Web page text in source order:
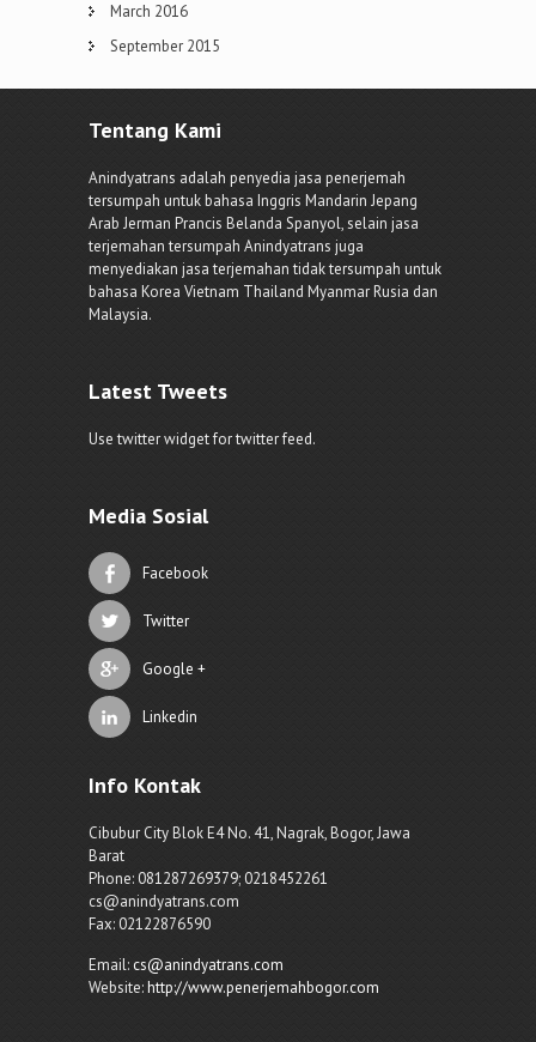
March 2016
September 2015
Tentang Kami
Anindyatrans adalah penyedia jasa penerjemah
tersumpah untuk bahasa Inggris Mandarin Jepang
Arab Jerman Prancis Belanda Spanyol, selain jasa
terjemahan tersumpah Anindyatrans juga
menyediakan jasa terjemahan tidak tersumpah untuk
bahasa Korea Vietnam Thailand Myanmar Rusia dan
Malaysia.
Latest Tweets
Use twitter widget for twitter feed.
Media Sosial
Facebook
Twitter
Google +
Linkedin
Info Kontak
Cibubur City Blok E4 No. 41, Nagrak, Bogor, Jawa
Barat
Phone: 081287269379; 0218452261
cs@anindyatrans.com
Fax: 02122876590
Email:cs@anindyatrans.com
Website:http://www.penerjemahbogor.com